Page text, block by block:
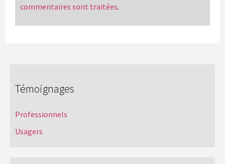
commentaires sont traitées.
Témoignages
Professionnels
Usagers